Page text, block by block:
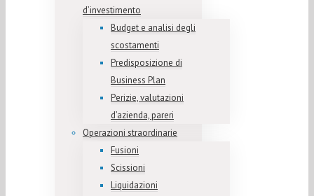
d’investimento
Budget e analisi degli
scostamenti
Predisposizione di
Business Plan
Perizie, valutazioni
d’azienda, pareri
Operazioni straordinarie
Fusioni
Scissioni
Liquidazioni